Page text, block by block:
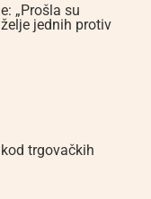
„Prošla su
jednih protiv
trgovačkih